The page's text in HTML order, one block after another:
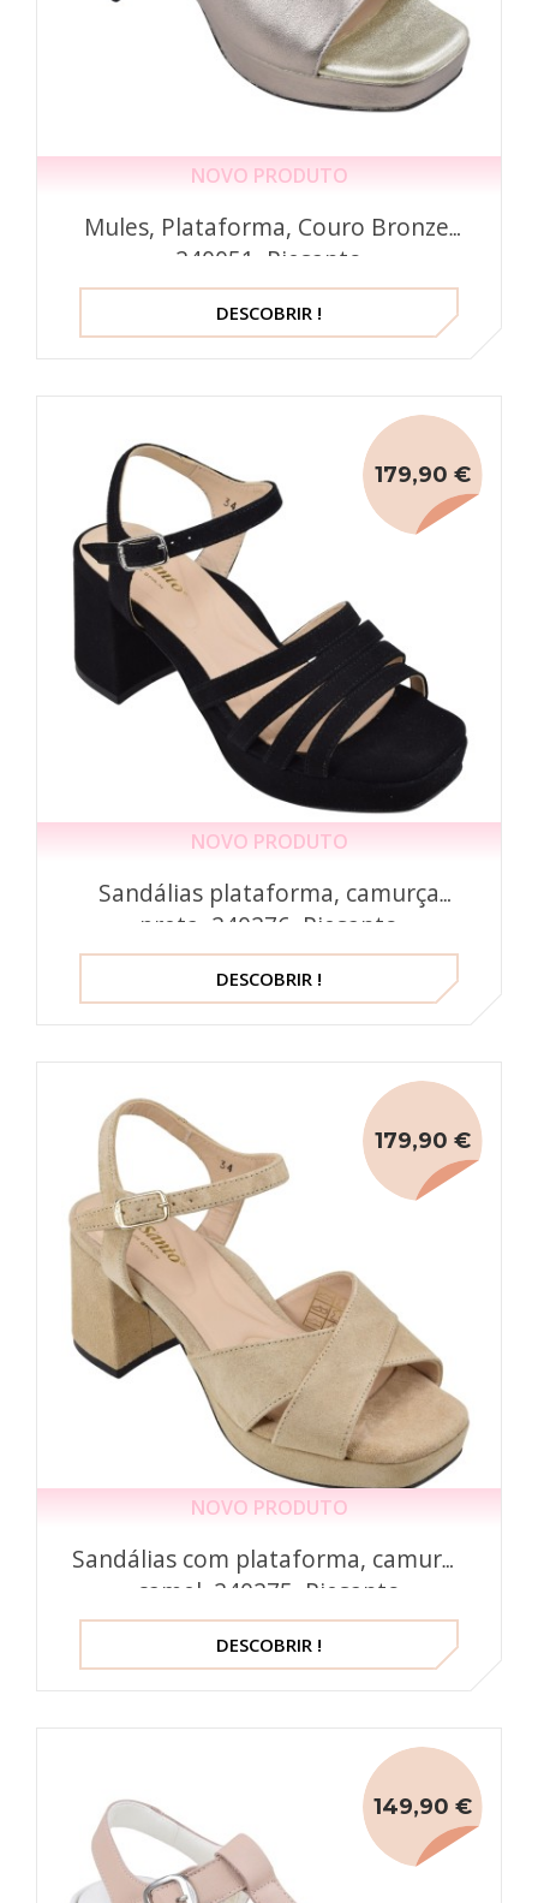
NOVO PRODUTO
Mules, Plataforma, Couro Bronze,
240051, Piesanto
DESCOBRIR !
NOVO PRODUTO
Sandálias plataforma, camurça
preta, 240276, Piesanto
179,90 €
DESCOBRIR !
NOVO PRODUTO
Sandálias com plataforma, camurça
camel, 240275, Piesanto
179,90 €
DESCOBRIR !
149,90 €